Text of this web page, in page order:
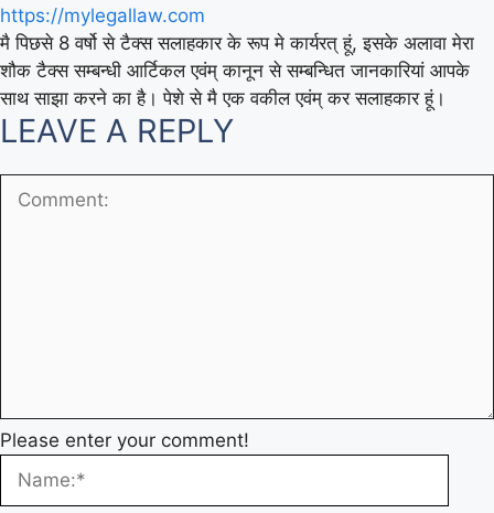
https://mylegallaw.com
मै पिछसे 8 वर्षो से टैक्स सलाहकार के रूप मे कार्यरत् हूं, इसके अलावा मेरा
शौक टैक्स सम्बन्धी आर्टिकल एवंम् कानून से सम्बन्धित जानकारियां आपके
साथ साझा करने का है। पेशे से मै एक वकील एवंम् कर सलाहकार हूं।
LEAVE A REPLY
Please enter your comment!